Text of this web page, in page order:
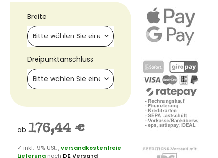
Breite
Bitte wählen Sie eine Variation.
Dreipunktanschluss
Bitte wählen Sie eine Variation.
ab 176,44 €
✓ inkl. 19% USt. ,versandkostenfreie
Lieferung nach DE.Versand